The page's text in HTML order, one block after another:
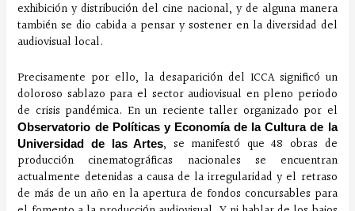
exhibición y distribución del cine nacional, y de alguna manera
también se dio cabida a pensar y sostener en la diversidad del
audiovisual local.
Precisamente por ello, la desaparición del ICCA significó un
doloroso sablazo para el sector audiovisual en pleno periodo
de crisis pandémica. En un reciente taller organizado por el
Observatorio de Políticas y Economía de la Cultura de la
Universidad de las Artes, se manifestó que 48 obras de
producción cinematográficas nacionales se encuentran
actualmente detenidas a causa de la irregularidad y el retraso
de más de un año en la apertura de fondos concursables para